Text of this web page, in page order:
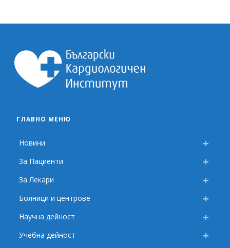
ГЛАВНО МЕНЮ
Новини
За Пациенти
За Лекари
Болници и центрове
Научна дейност
Учебна дейност